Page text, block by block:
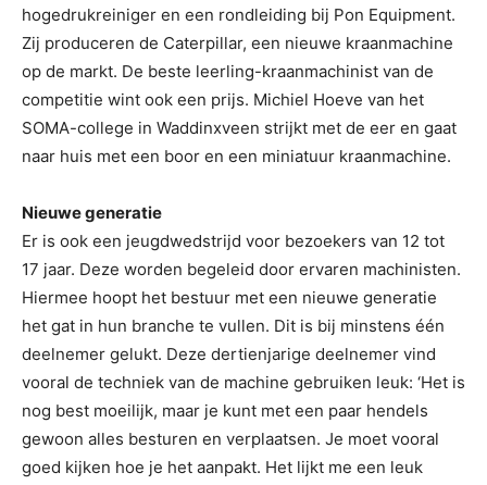
hogedrukreiniger en een rondleiding bij Pon Equipment.
Zij produceren de Caterpillar, een nieuwe kraanmachine
op de markt. De beste leerling-kraanmachinist van de
competitie wint ook een prijs. Michiel Hoeve van het
SOMA-college in Waddinxveen strijkt met de eer en gaat
naar huis met een boor en een miniatuur kraanmachine.
Nieuwe generatie
Er is ook een jeugdwedstrijd voor bezoekers van 12 tot
17 jaar. Deze worden begeleid door ervaren machinisten.
Hiermee hoopt het bestuur met een nieuwe generatie
het gat in hun branche te vullen. Dit is bij minstens één
deelnemer gelukt. Deze dertienjarige deelnemer vind
vooral de techniek van de machine gebruiken leuk: ‘Het is
nog best moeilijk, maar je kunt met een paar hendels
gewoon alles besturen en verplaatsen. Je moet vooral
goed kijken hoe je het aanpakt. Het lijkt me een leuk